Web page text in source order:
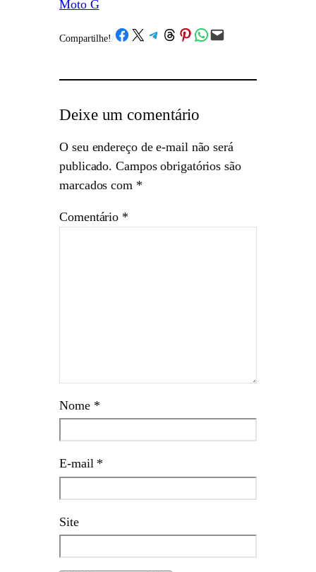
Moto G
Compartilhe! /Share on Facebook
Share on X Share on Telegram
Share on Threads
Share on Pinterest
Share on WhatsApp
Email this Page
Deixe um comentário
O seu endereço de e-mail não será
publicado. Campos obrigatórios são
marcados com *
Comentário *
Nome *
E-mail *
Site